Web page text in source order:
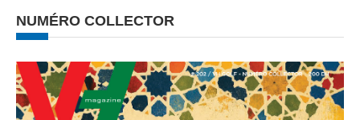
NUMÉRO COLLECTOR